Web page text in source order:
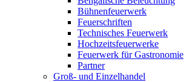
Bühnenfeuerwerk
Feuerschriften
Technisches Feuerwerk
Hochzeitsfeuerwerke
Feuerwerk für Gastronomie
Partner
Groß- und Einzelhandel